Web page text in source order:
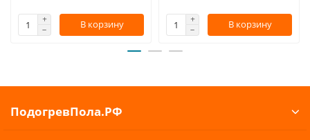
В корзину В корзину
ПодогревПола.РФ